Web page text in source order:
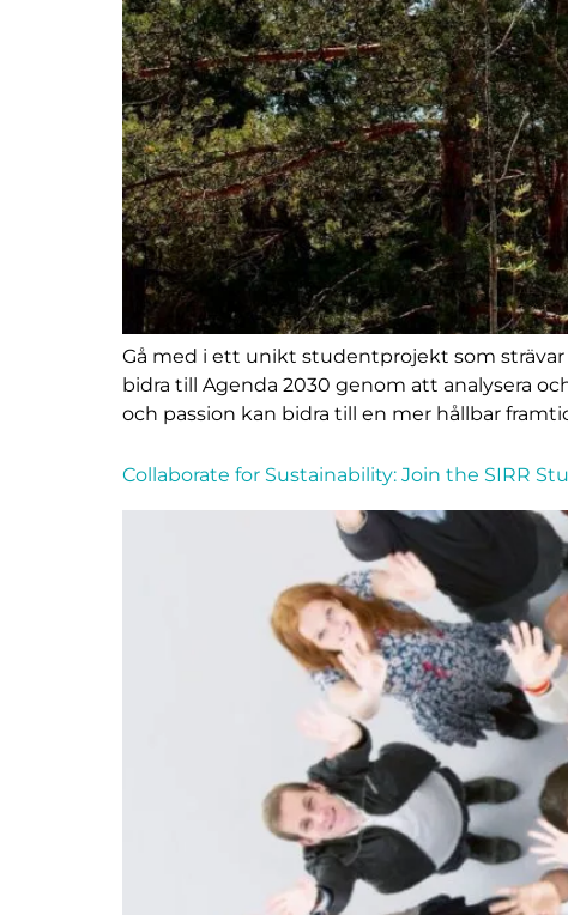
Gå med i ett unikt studentprojekt som
bidra till Agenda 2030 genom att analysera
och passion kan bidra till en mer hållbar
Collaborate for Sustainability: Join the SIRR